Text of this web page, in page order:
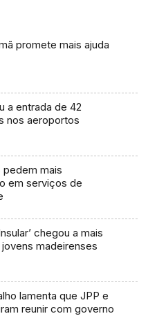
promete mais ajuda
a entrada de 42
nos aeroportos
pedem mais
em serviços de
chegou a mais
madeirenses
lamenta que JPP e
reunir com governo